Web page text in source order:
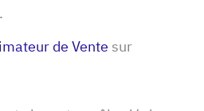
de Vente sur